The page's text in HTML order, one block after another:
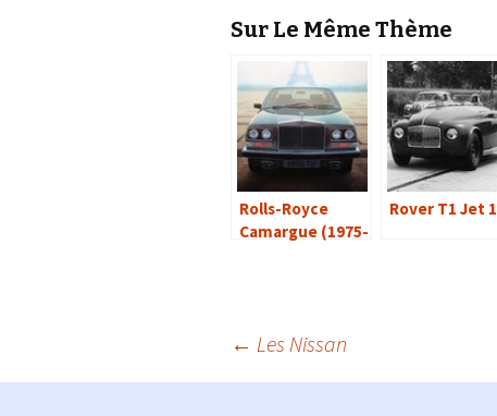
Sur Le Même Thème
Rolls-Royce
Camargue (1975-
Rover T1 Jet 1
Navigation
← Les Nissan